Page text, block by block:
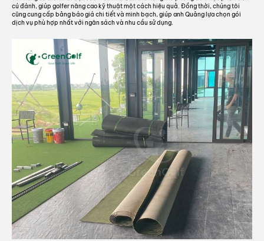
cú đánh, giúp golfer nâng cao kỹ thuật một cách hiệu quả. Đồng thời, chúng tôi
cũng cung cấp bảng báo giá chi tiết và minh bạch, giúp anh Quảng lựa chọn gói
dịch vụ phù hợp nhất với ngân sách và nhu cầu sử dụng.